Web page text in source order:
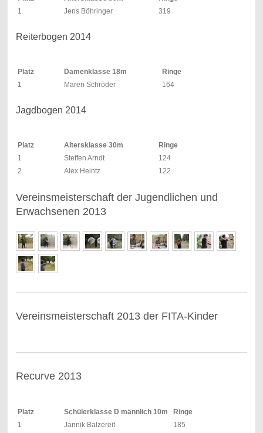
1
Jens Böhringer 319
Reiterbogen 2014
Platz Damenklasse 18m
Ringe
1
Maren Schröder 164
Jagdbogen 2014
Platz Altersklasse 30m
Ringe
1
Steffen Arndt
124
2
Alex Heintz 122
Vereinsmeisterschaft der Jugendlichen und
Erwachsenen 2013
Vereinsmeisterschaft 2013 der FITA-Kinder
Recurve 2013
Platz Schülerklasse D männlich 10m
Ringe
1
Jannik Balzereit
185